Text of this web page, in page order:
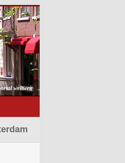
weltweit